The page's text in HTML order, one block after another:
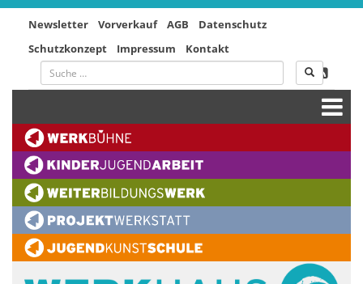
Newsletter Vorverkauf AGB
Datenschutz
Schutzkonzept
Impressum Kontakt